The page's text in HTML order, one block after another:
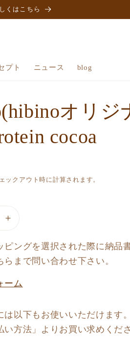
くはこちら
プト ニュース blog
オリジ
cocoa
ックアウト時に計算されます。
hibino(hibino
リ
ジ
ル)
Soy
Protein
cocoa
ングを選択された際に納品
らまで問い合わせ下さい。
ーム
以下もお使いいただけます。
い方法」よりお買い求めくだ